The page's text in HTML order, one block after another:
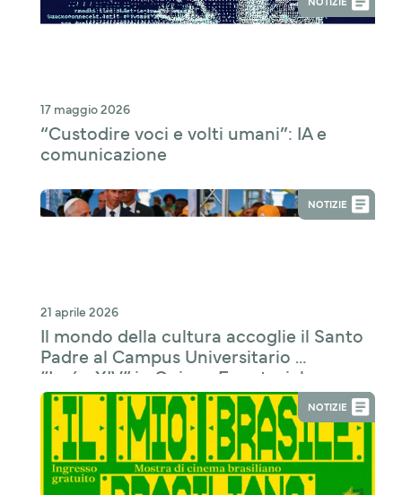
17 maggio 2026
“Custodire voci e volti umani”: IA e
comunicazione
NOTIZIE
21 aprile 2026
Il mondo della cultura accoglie il Santo
Padre al Campus Universitario
“León XIV” in Guinea Equatoriale
NOTIZIE